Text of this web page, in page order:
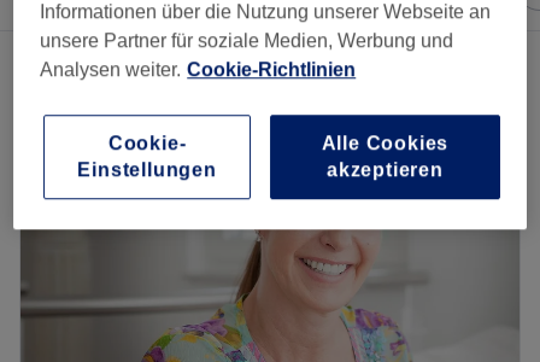
Ein Salon, der anbietet: wimpernwelle in Bad Wörishofen
Informationen über die Nutzung unserer Webseite an
unsere Partner für soziale Medien, Werbung und
Analysen weiter. Cookie-Richtlinien
Cookie-
Einstellungen
Alle Cookies
akzeptieren